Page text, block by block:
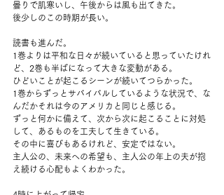
曇りで肌寒いし、午後からは風も出てきた。
後少しのこの時期が長い。
読書も進んだ。
1巻よりは平和な日々が続いていると思っていたけれ
ど、2巻も半ばになって大きな変動がある。
ひどいことが起こるシーンが続いてつらかった。
1巻からずっとサバイバルしているような状況で、な
んだかそれは今のアメリカと同じと感じる。
ずっと何かに備えて、次から次に起こることに対処
して、あるものを工夫して生きている。
その中に喜びもあるけれど、安定ではない。
主人公の、未来への希望も、主人公の年上の夫が抱
え続ける心配もよくわかった。